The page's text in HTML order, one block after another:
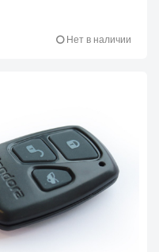
Нет в наличии